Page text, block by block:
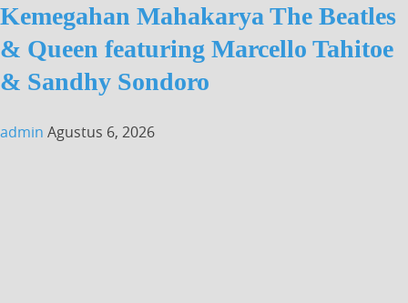
Kemegahan Mahakarya The Beatles
& Queen featuring Marcello Tahitoe
& Sandhy Sondoro
admin Agustus 6, 2026